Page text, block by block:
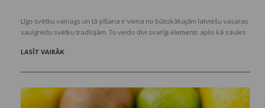
Līgo svētku vainags un tā pīšana ir viena no būtiskākajām latviešu vasaras
saulgriežu svētku tradīcijām. To veido divi svarīgi elementi: aplis kā saules
viss, kas plūcams un pinams, apveltītas ar dažādu zāļu spēku.
LASĪT VAIRĀK